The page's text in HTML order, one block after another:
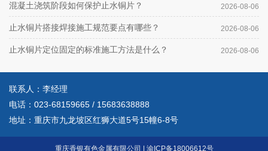
混凝土浇筑阶段如何保护止水铜片？ 2026-08-06
止水铜片搭接焊接施工规范要点有哪些？ 2026-08-06
止水铜片定位固定的标准施工方法是什么？ 2026-08-06
联系人：李经理
电话： 023-68159665 / 15683638888
地址：重庆市九龙坡区红狮大道5号15幢6-8号
重庆香银有色金属有限公司 渝ICP备18006612号